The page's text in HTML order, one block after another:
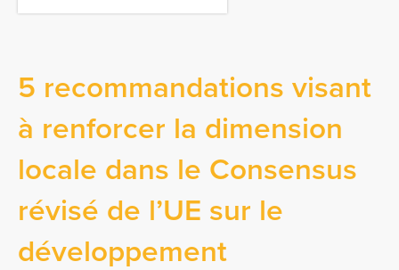
5 recommandations visant
à renforcer la dimension
locale dans le Consensus
révisé de l’UE sur le
développement